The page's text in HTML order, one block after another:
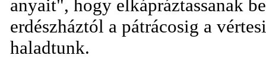
anyait", hogy elkápráztassanak
erdészháztól a pátrácosig a
haladtunk.